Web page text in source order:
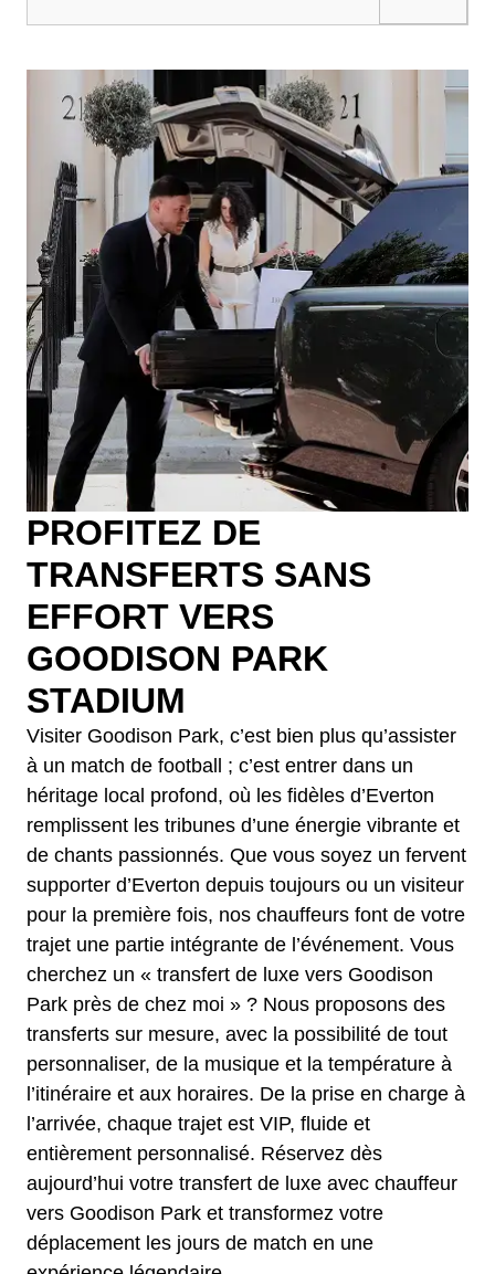
PROFITEZ DE
TRANSFERTS SANS
EFFORT VERS
GOODISON PARK
STADIUM
Visiter Goodison Park, c’est bien plus qu’assister
à un match de football ; c’est entrer dans un
héritage local profond, où les fidèles d’Everton
remplissent les tribunes d’une énergie vibrante et
de chants passionnés. Que vous soyez un fervent
supporter d’Everton depuis toujours ou un visiteur
pour la première fois, nos chauffeurs font de votre
trajet une partie intégrante de l’événement. Vous
cherchez un « transfert de luxe vers Goodison
Park près de chez moi » ? Nous proposons des
transferts sur mesure, avec la possibilité de tout
personnaliser, de la musique et la température à
l’itinéraire et aux horaires. De la prise en charge à
l’arrivée, chaque trajet est VIP, fluide et
entièrement personnalisé. Réservez dès
aujourd’hui votre transfert de luxe avec chauffeur
vers Goodison Park et transformez votre
déplacement les jours de match en une